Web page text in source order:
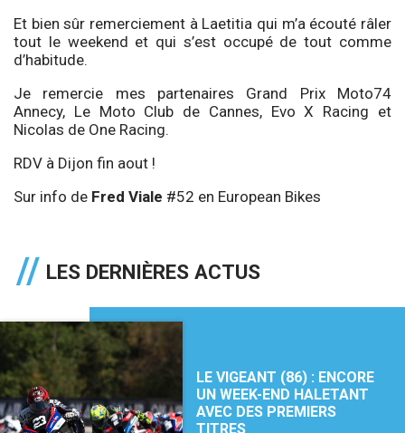
Et bien sûr remerciement à Laetitia qui m’a écouté râler
tout le weekend et qui s’est occupé de tout comme
d’habitude.
Je remercie mes partenaires Grand Prix Moto74
Annecy, Le Moto Club de Cannes, Evo X Racing et
Nicolas de One Racing.
RDV à Dijon fin aout !
Sur info de Fred Viale #52 en European Bikes
LES DERNIÈRES ACTUS
LE VIGEANT (86) : ENCORE
UN WEEK-END HALETANT
AVEC DES PREMIERS
TITRES